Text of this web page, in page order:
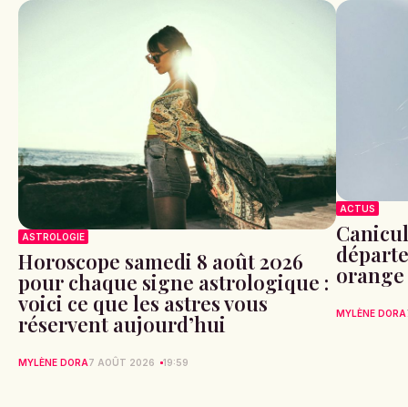
ASTROLOGIE
Horoscope samedi 8 août 2026
pour chaque signe astrologique :
voici ce que les astres vous
réservent aujourd’hui
MYLÈNE DORA7 AOÛT 2026 19:59
ACTUS
orange
MYLÈNE DORA